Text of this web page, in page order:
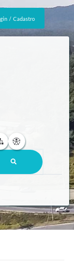
/ Cadastro